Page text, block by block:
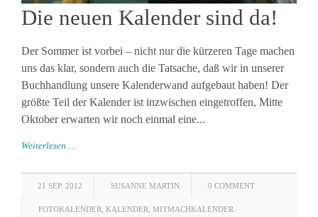
Die neuen Kalender sind da!
Der Sommer ist vorbei – nicht nur die kürzeren Tage machen
uns das klar, sondern auch die Tatsache, daß wir in unserer
Buchhandlung unsere Kalenderwand aufgebaut haben! Der
größte Teil der Kalender ist inzwischen eingetroffen, Mitte
Oktober erwarten wir noch einmal eine...
Weiterlesen …
21 SEP. 2012 SUSANNE MARTIN 0 COMMENT
FOTOKALENDER KALENDER MITMACHKALENDER